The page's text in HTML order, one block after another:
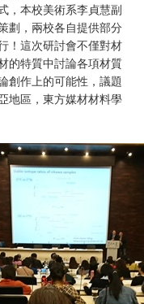
，本校美術系李貞慧副
劃，兩校各自提供部分
！這次研討會不僅對材
的特質中討論各項材質
創作上的可能性，議題
地區，東方媒材材料學